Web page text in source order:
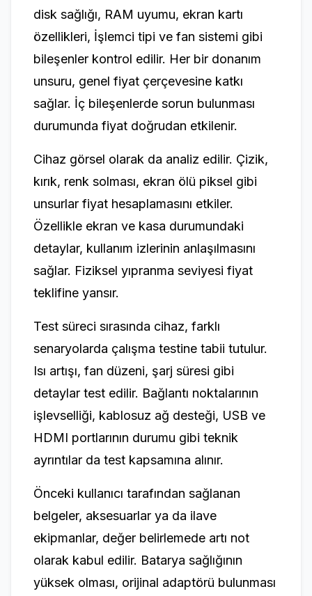
disk sağlığı, RAM uyumu, ekran kartı
özellikleri, İşlemci tipi ve fan sistemi gibi
bileşenler kontrol edilir. Her bir donanım
unsuru, genel fiyat çerçevesine katkı
sağlar. İç bileşenlerde sorun bulunması
durumunda fiyat doğrudan etkilenir.
Cihaz görsel olarak da analiz edilir. Çizik,
kırık, renk solması, ekran ölü piksel gibi
unsurlar fiyat hesaplamasını etkiler.
Özellikle ekran ve kasa durumundaki
detaylar, kullanım izlerinin anlaşılmasını
sağlar. Fiziksel yıpranma seviyesi fiyat
teklifine yansır.
Test süreci sırasında cihaz, farklı
senaryolarda çalışma testine tabii tutulur.
Isı artışı, fan düzeni, şarj süresi gibi
detaylar test edilir. Bağlantı noktalarının
işlevselliği, kablosuz ağ desteği, USB ve
HDMI portlarının durumu gibi teknik
ayrıntılar da test kapsamına alınır.
Önceki kullanıcı tarafından sağlanan
belgeler, aksesuarlar ya da ilave
ekipmanlar, değer belirlemede artı not
olarak kabul edilir. Batarya sağlığının
yüksek olması, orijinal adaptörü bulunması